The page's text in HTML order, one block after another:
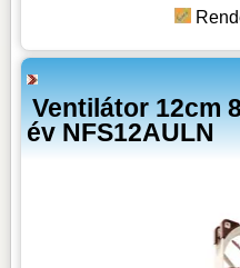
Ventilátor 12cm
év NFS12AULN